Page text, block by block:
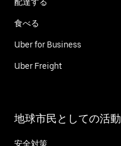
食べる
Uber for Business
Uber Freight
地球市民としての活動
安全対策